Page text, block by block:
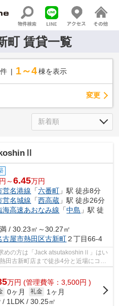
町 賃貸一覧
件 1～4 棟を表示
変更
～6.45万円
営名港線 「六番町 」駅 徒歩8分
営名城線 「西高蔵 」駅 徒歩26分
海高速あおなみ線 「中島 」駅 徒
/ 30.23㎡～30.27㎡
古屋市熱田区古新町２丁目66-4
めの方は「Jack atsutakoshinⅡ」はい
田古新町店まで徒歩4分と近場にコン
万円 (管理費等：3,500円 )
0ヶ月 礼金
1ヶ月
/ 1LDK / 30.25㎡